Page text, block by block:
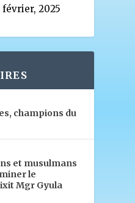
février, 2025
champions du
et musulmans
le
Mgr Gyula